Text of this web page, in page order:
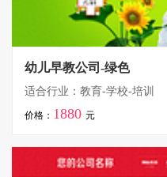
幼儿早教公司-绿色
适合行业：教育-学校-培训
价格： 1880 元